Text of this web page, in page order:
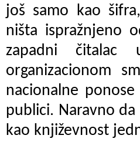
još samo kao
ništa ispražnjeno
zapadni
organizacionom
nacionalne
publici. Naravno
kao književnost